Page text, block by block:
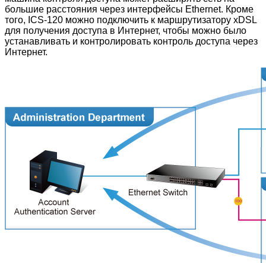
большие расстояния через интерфейсы Ethernet. Кроме
того, ICS-120 можно подключить к маршрутизатору xDSL
для получения доступа в Интернет, чтобы можно было
устанавливать и контролировать контроль доступа через
Интернет.